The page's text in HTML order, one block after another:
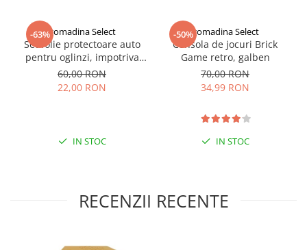
-63%gomadina Select
Set folie protectoare auto
pentru oglinzi, impotriva
apei si aburului, Film
Protect
60,00 RON
22,00 RON
IN STOC
-50%gomadina Select
Consola de jocuri Brick
Game retro, galben
70,00 RON
34,99 RON
IN STOC
RECENZII RECENTE